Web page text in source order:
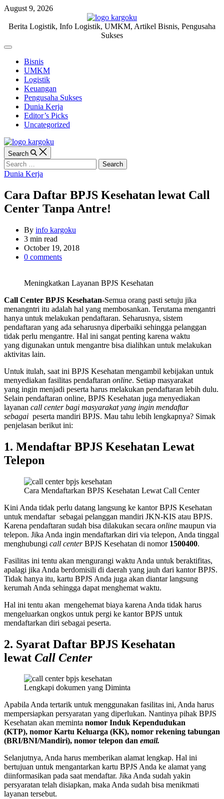
Skip
content
August 9, 2026
KARGOKU.ID
Berita Logistik, Info Logistik, UMKM, Artikel Bisnis, Pengusaha
Sukses
Off
CanvasBisnis
UMKM
Logistik
Keuangan
Pengusaha Sukses
Dunia Kerja
Editor’s Picks
Uncategorized
Search
Search
for:
Categories
Dunia Kerja
Cara Daftar BPJS Kesehatan lewat Call
Center Tanpa Antre!
By info kargoku
Estimated
read
time
3 min read
October 19, 2018
0 comments
Meningkatkan Layanan BPJS Kesehatan
Call Center BPJS Kesehatan-Semua orang pasti setuju jika
menangntri itu adalah hal yang membosankan. Terutama mengantri
hanya untuk melakukan pendaftaran. Seharusnya, sistem
pendaftaran yang ada seharusnya diperbaiki sehingga pelanggan
tidak perlu mengantre. Hal ini sangat penting karena waktu
yang digunakan untuk mengantre bisa dialihkan untuk melakukan
aktivitas lain.
Untuk itulah, saat ini BPJS Kesehatan mengambil kebijakan untuk
menyediakan fasilitas pendaftaran online. Setiap masyarakat
yang ingin menjadi peserta harus melakukan pendaftaran lebih dulu.
Selain pendaftaran online, BPJS Kesehatan juga menyediakan
layanan call center bagi masyarakat yang ingin mendaftar
sebagai peserta mandiri BPJS. Mau tahu lebih lengkapnya? Simak
penjelasan berikut ini:
1. Mendaftar BPJS Kesehatan Lewat
Telepon
Cara Mendaftarkan BPJS Kesehatan Lewat Call Center
Kini Anda tidak perlu datang langsung ke kantor BPJS Kesehatan
untuk mendaftar sebagai pelanggan mandiri JKN-KIS atau BPJS.
Karena pendaftaran sudah bisa dilakukan secara online maupun via
telepon. Jika Anda ingin mendaftarkan diri via telepon, Anda tinggal
menghubungi call centerBPJS Kesehatan di nomor 1500400.
Fasilitas ini tentu akan mengurangi waktu Anda untuk beraktifitas,
apalagi jika Anda berdomisili di daerah yang jauh dari kantor BPJS.
Tidak hanya itu, kartu BPJS Anda juga akan diantar langsung
kerumah Anda sehingga dapat menghemat waktu.
Hal ini tentu akan mengehemat biaya karena Anda tidak harus
mengeluarkan ongkos untuk pergi ke kantor BPJS untuk
mendaftarkan diri sebagai peserta.
2. Syarat Daftar BPJS Kesehatan
lewat Call Center
Lengkapi dokumen yang Diminta
Apabila Anda tertarik untuk menggunakan fasilitas ini, Anda harus
mempersiapkan persyaratan yang diperlukan. Nantinya pihak BPJS
Kesehatan akan meminta nomor Induk Kependudukan
(KTP), nomor Kartu Keluarga (KK), nomor rekening tabungan
(BRI/BNI/Mandiri), nomor telepon dan email.
Selanjutnya, Anda harus memberikan alamat lengkap. Hal ini
bertujuan untuk mengantarkan kartu BPJS Anda ke alamat yang
diinformasikan pada saat mendaftar. Jika Anda sudah yakin
persyaratan telah disiapkan, maka Anda sudah bisa menikmati
layanan tersebut.